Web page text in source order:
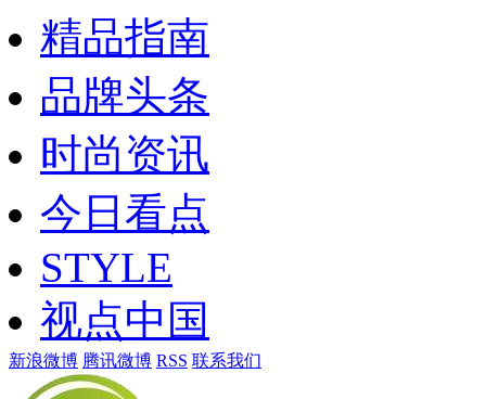
精品指南
品牌头条
时尚资讯
今日看点
STYLE
视点中国
新浪微博 腾讯微博 RSS 联系我们